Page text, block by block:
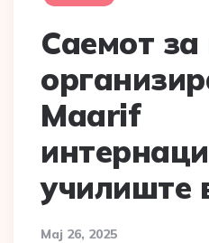
Саемот за
Maarif
училиште
Мај 26, 2025